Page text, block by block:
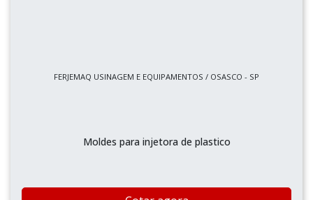
FERJEMAQ USINAGEM E EQUIPAMENTOS / OSASCO - SP
Moldes para injetora de plastico